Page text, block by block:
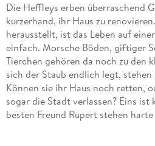
Die Heffleys erben überraschend
kurzerhand, ihr Haus zu
herausstellt, ist das Leben auf
einfach. Morsche Böden, giftiger
Tierchen gehören da noch zu den
sich der Staub endlich legt,
Können sie ihr Haus noch retten,
sogar die Stadt verlassen? Eins ist
besten Freund Rupert stehen